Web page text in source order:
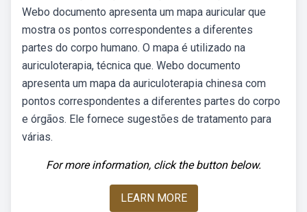
Webo documento apresenta um mapa auricular que
mostra os pontos correspondentes a diferentes
partes do corpo humano. O mapa é utilizado na
auriculoterapia, técnica que. Webo documento
apresenta um mapa da auriculoterapia chinesa com
pontos correspondentes a diferentes partes do corpo
e órgãos. Ele fornece sugestões de tratamento para
várias.
For more information, click the button below.
LEARN MORE